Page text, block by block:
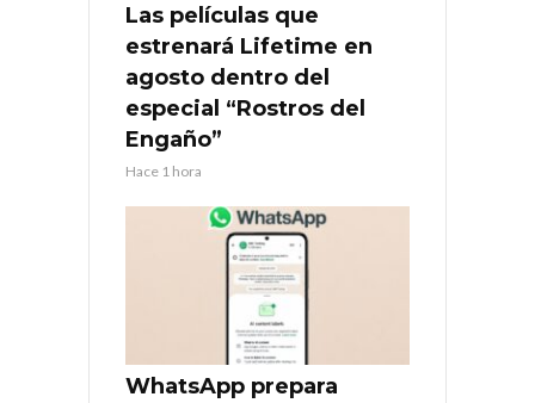
Las películas que
estrenará Lifetime en
agosto dentro del
especial “Rostros del
Engaño”
Hace 1 hora
WhatsApp prepara